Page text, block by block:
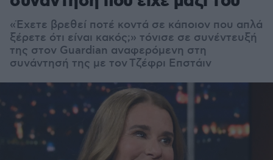
«Έχετε βρεθεί ποτέ κοντά σε κάποιον που απλά
ξέρετε ότι είναι κακός;» τόνισε σε συνέντευξή
της στον Guardian αναφερόμενη στη
συνάντησή της με τον Τζέφρι Επστάιν